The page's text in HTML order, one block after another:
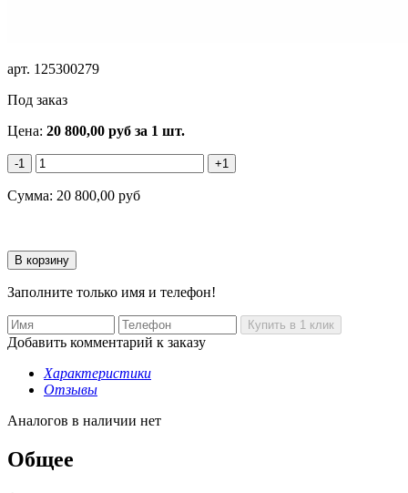
арт. 125300279
Под заказ
Цена: 20 800,00 руб за 1 шт.
-1 +1
Сумма: 20 800,00 руб
Заполните только имя и телефон!
Добавить комментарий к заказу
Характеристики
Отзывы
Аналогов в наличии нет
Общее